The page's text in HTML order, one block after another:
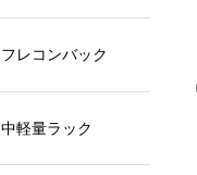
NO.10097 中古
価格：600円
フレコンバック
中軽量ラック